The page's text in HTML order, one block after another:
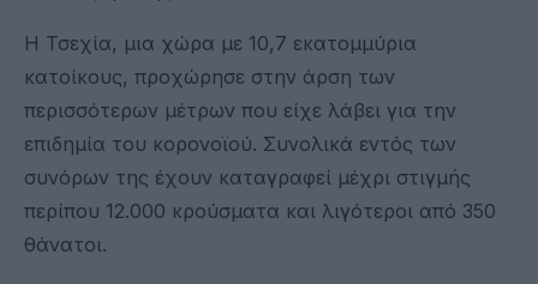
Η Τσεχία, μια χώρα με 10,7 εκατομμύρια
κατοίκους, προχώρησε στην άρση των
περισσότερων μέτρων που είχε λάβει για την
επιδημία του κορονοϊού. Συνολικά εντός των
συνόρων της έχουν καταγραφεί μέχρι στιγμής
περίπου 12.000 κρούσματα και λιγότεροι από 350
θάνατοι.